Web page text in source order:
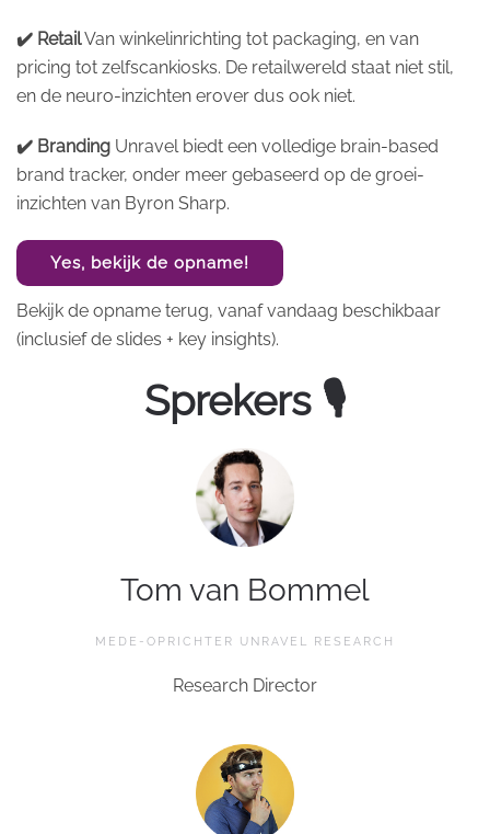
✔️ RetailVan winkelinrichting tot packaging, en van
pricing tot zelfscankiosks. De retailwereld staat niet stil,
en de neuro-inzichten erover dus ook niet.
✔️ Branding Unravel biedt een volledige brain-based
brand tracker, onder meer gebaseerd op de groei-
inzichten van Byron Sharp.
Yes, bekijk de opname!
Bekijk de opname terug, vanaf vandaag beschikbaar
(inclusief de slides + key insights).
Sprekers 🎙
Tom van Bommel
MEDE-OPRICHTER UNRAVEL RESEARCH
Research Director